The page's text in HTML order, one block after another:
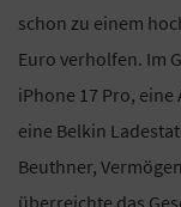
schon zu einem
Euro verholfen. Im
iPhone 17 Pro, eine
eine Belkin
Beuthner,
überreichte das